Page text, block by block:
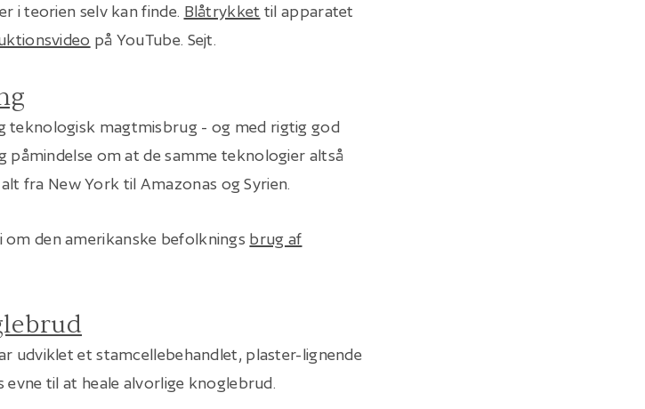
i teorien selv kan finde. Blåtrykket til apparatet
på YouTube. Sejt.
teknologisk magtmisbrug - og med rigtig god
påmindelse om at de samme teknologier altså
fra New York til Amazonas og Syrien.
den amerikanske befolknings brug af
udviklet et stamcellebehandlet, plaster-lignende
til at heale alvorlige knoglebrud.